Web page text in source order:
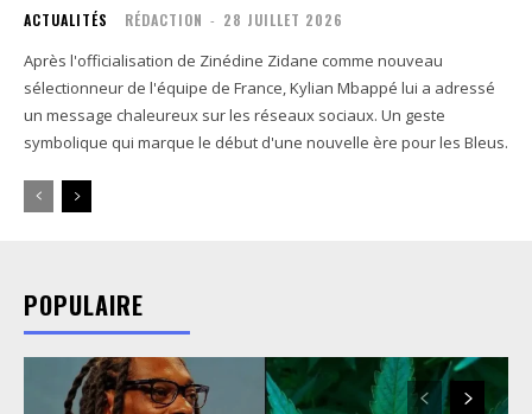
ACTUALITÉS RÉDACTION - 28 JUILLET 2026
Après l'officialisation de Zinédine Zidane comme nouveau
sélectionneur de l'équipe de France, Kylian Mbappé lui a adressé
un message chaleureux sur les réseaux sociaux. Un geste
symbolique qui marque le début d'une nouvelle ère pour les Bleus.
POPULAIRE